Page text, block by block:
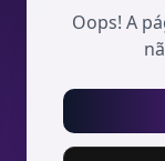
Oops! A